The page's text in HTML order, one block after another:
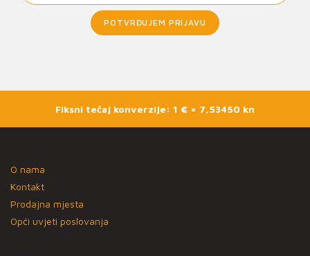
POTVRĐUJEM PRIJAVU
Fiksni tečaj konverzije: 1 € = 7,53450 kn
O nama
Kontakt
Prodajna mjesta
Opći uvjeti poslovanja